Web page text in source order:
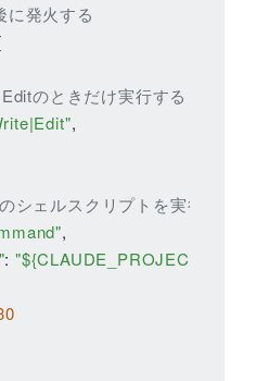
に発火する
のときだけ実行する
,
シェルスクリプトを実行する
,
: